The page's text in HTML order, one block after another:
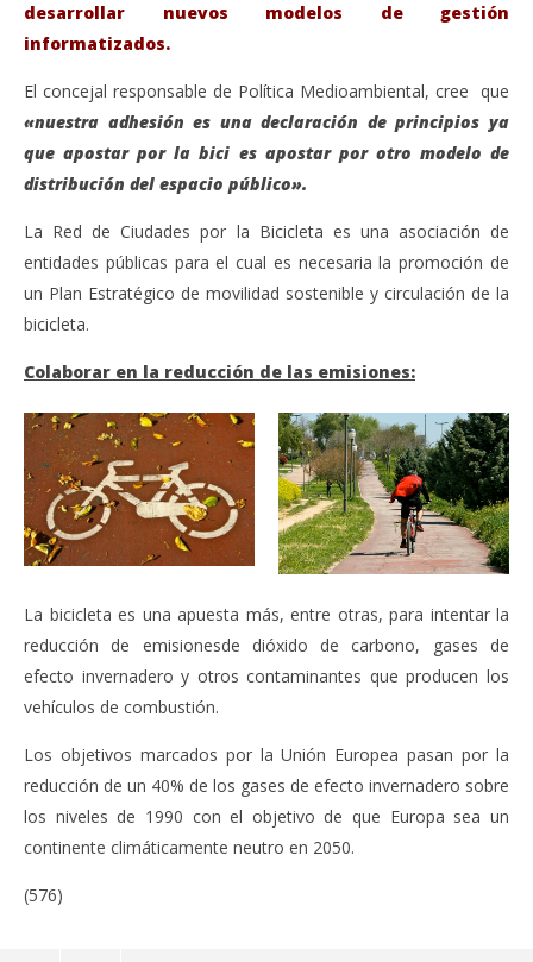
Coslada se une a la Red de Ciudades que
promocionan el uso de la Bicicleta.
enero
18,
Admin
desarrollar nuevos modelos de gestión
informatizados.
El concejal responsable de Política Medioambiental, cree que
«nuestra adhesión es una declaración de principios ya
que apostar por la bici es apostar por otro modelo de
distribución del espacio público».
La Red de Ciudades por la Bicicleta es una asociación de
entidades públicas para el cual es necesaria la promoción de
un Plan Estratégico de movilidad sostenible y circulación de la
bicicleta.
Colaborar en la reducción de las emisiones:
La bicicleta es una apuesta más, entre otras, para intentar la
reducción de emisionesde dióxido de carbono, gases de
efecto invernadero y otros contaminantes que producen los
vehículos de combustión.
Los objetivos marcados por la Unión Europea pasan por la
reducción de un 40% de los gases de efecto invernadero sobre
los niveles de 1990 con el objetivo de que Europa sea un
continente climáticamente neutro en 2050.
(576)